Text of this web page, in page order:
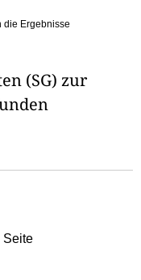
die Ergebnisse
(SG) zur
Seite